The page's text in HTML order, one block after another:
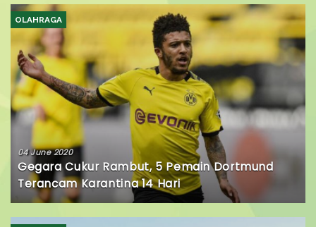
OLAHRAGA
04 June 2020
Gegara Cukur Rambut, 5 Pemain Dortmund
Terancam Karantina 14 Hari